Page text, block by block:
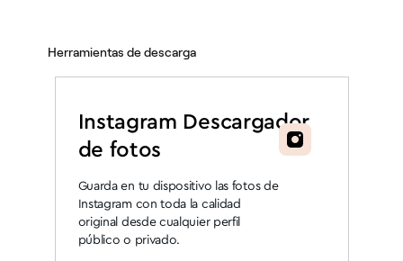
Herramientas de descarga
Instagram Descargador
de fotos
Guarda en tu dispositivo las fotos de
Instagram con toda la calidad
original desde cualquier perfil
público o privado.